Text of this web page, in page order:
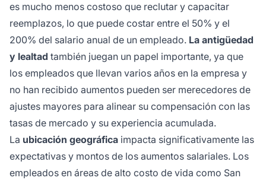
es mucho menos costoso que reclutar y capacitar
reemplazos, lo que puede costar entre el 50% y el
200% del salario anual de un empleado. La antigüedad
y lealtad también juegan un papel importante, ya que
los empleados que llevan varios años en la empresa y
no han recibido aumentos pueden ser merecedores de
ajustes mayores para alinear su compensación con las
tasas de mercado y su experiencia acumulada.
La ubicación geográfica impacta significativamente las
expectativas y montos de los aumentos salariales. Los
empleados en áreas de alto costo de vida como San